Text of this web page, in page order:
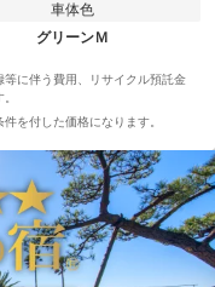
車体色
グリーンＭ
に伴う費用、リサイクル預託金
を付した価格になります。